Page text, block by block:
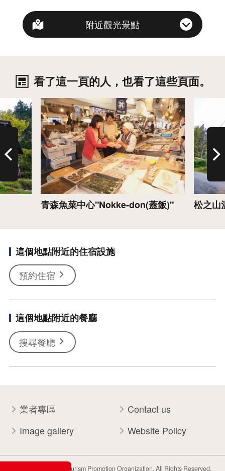
附近觀光景點
看了這一頁的人，也看了這些頁面。
青森魚菜中心"Nokke-don(蓋飯)"
詳情
松之山
這個地點附近的住宿設施
預約住宿
這個地點附近的餐廳
搜尋餐廳
業者專區
Contact us
Image gallery
Website Policy
Copyright Tohoku Tourism Promotion Organization. All Rights Reserved.